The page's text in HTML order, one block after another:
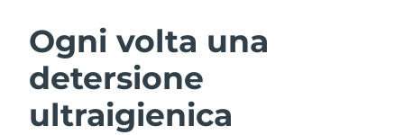
Ogni volta una
detersione
ultraigienica
Detersione viso Lifting viso
Austria
Bahrein
Belgio Consegna stimata